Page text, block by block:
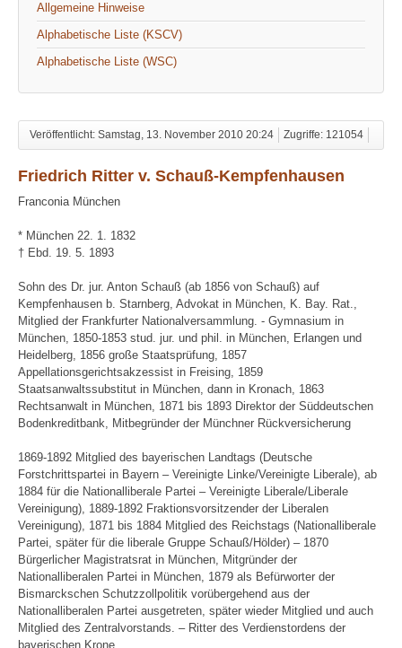
Allgemeine Hinweise
Alphabetische Liste (KSCV)
Alphabetische Liste (WSC)
Veröffentlicht: Samstag, 13. November 2010 20:24 Zugriffe: 121054
Friedrich Ritter v. Schauß-Kempfenhausen
Franconia München
* München 22. 1. 1832
† Ebd. 19. 5. 1893
Sohn des Dr. jur. Anton Schauß (ab 1856 von Schauß) auf
Kempfenhausen b. Starnberg, Advokat in München, K. Bay. Rat.,
Mitglied der Frankfurter Nationalversammlung. - Gymnasium in
München, 1850-1853 stud. jur. und phil. in München, Erlangen und
Heidelberg, 1856 große Staatsprüfung, 1857
Appellationsgerichtsakzessist in Freising, 1859
Staatsanwaltssubstitut in München, dann in Kronach, 1863
Rechtsanwalt in München, 1871 bis 1893 Direktor der Süddeutschen
Bodenkreditbank, Mitbegründer der Münchner Rückversicherung
1869-1892 Mitglied des bayerischen Landtags (Deutsche
Forstchrittspartei in Bayern – Vereinigte Linke/Vereinigte Liberale), ab
1884 für die Nationalliberale Partei – Vereinigte Liberale/Liberale
Vereinigung), 1889-1892 Fraktionsvorsitzender der Liberalen
Vereinigung), 1871 bis 1884 Mitglied des Reichstags (Nationalliberale
Partei, später für die liberale Gruppe Schauß/Hölder) – 1870
Bürgerlicher Magistratsrat in München, Mitgründer der
Nationalliberalen Partei in München, 1879 als Befürworter der
Bismarckschen Schutzzollpolitik vorübergehend aus der
Nationalliberalen Partei ausgetreten, später wieder Mitglied und auch
Mitglied des Zentralvorstands. – Ritter des Verdienstordens der
bayerischen Krone.